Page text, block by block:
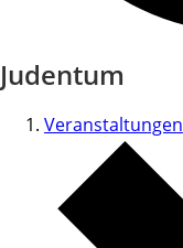
Judentum
Veranstaltungen